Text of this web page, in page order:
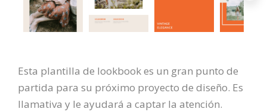
Esta plantilla de lookbook es un gran punto de
partida para su próximo proyecto de diseño. Es
llamativa y le ayudará a captar la atención.